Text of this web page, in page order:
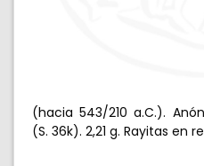
(hacia 543/210 a.C.).
(S. 36k). 2,21 g. Rayitas en